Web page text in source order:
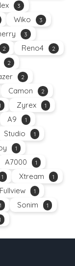
3
Wiko 3
3
2 Reno4 2
2
2
Camon 2
Zyrex 1
A9 1
Studio 1
1
A7000 1
1 Xtream 1
Fullview 1
1 Sonim 1